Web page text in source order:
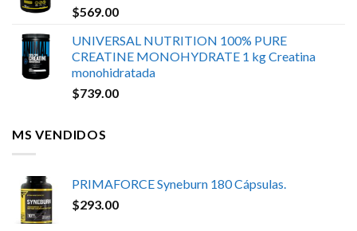
$569.00
UNIVERSAL NUTRITION 100% PURE
CREATINE MONOHYDRATE 1 kg Creatina
monohidratada
$739.00
MS VENDIDOS
PRIMAFORCE Syneburn 180 Cápsulas.
$293.00